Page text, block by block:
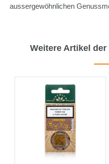
aussergewöhnlichen
Weitere Artikel